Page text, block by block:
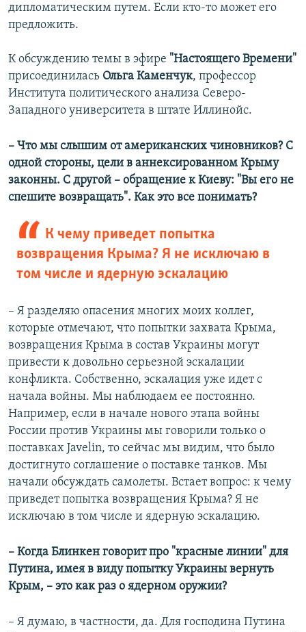
дипломатическим путем. Если кто-то может его
предложить.
К обсуждению темы в эфире "Настоящего Времени"
присоединилась Ольга Каменчук, профессор
Института политического анализа Северо-
Западного университета в штате Иллинойс.
– Что мы слышим от американских чиновников? С
одной стороны, цели в аннексированном Крыму
законны. С другой – обращение к Киеву: "Вы его не
спешите возвращать". Как это все понимать?
К чему приведет попытка
возвращения Крыма? Я не исключаю в
том числе и ядерную эскалацию
– Я разделяю опасения многих моих коллег,
которые отмечают, что попытки захвата Крыма,
возвращения Крыма в состав Украины могут
привести к довольно серьезной эскалации
конфликта. Собственно, эскалация уже идет с
начала войны. Мы наблюдаем ее постоянно.
Например, если в начале нового этапа войны
России против Украины мы говорили только о
поставках Javelin, то сейчас мы видим, что было
достигнуто соглашение о поставке танков. Мы
начали обсуждать самолеты. Встает вопрос: к чему
приведет попытка возвращения Крыма? Я не
исключаю в том числе и ядерную эскалацию.
– Когда Блинкен говорит про "красные линии" для
Путина, имея в виду попытку Украины вернуть
Крым, – это как раз о ядерном оружии?
– Я думаю, в частности, да. Для господина Путина